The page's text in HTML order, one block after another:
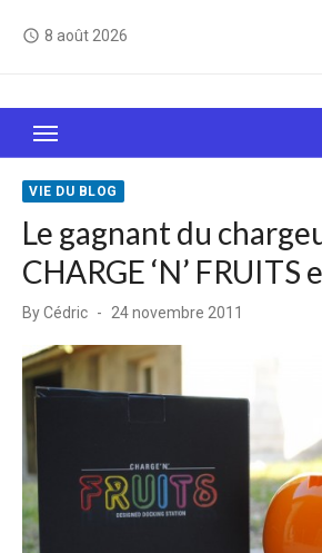
access_time 8 août 2026
Le Web, c'est comme une boîte
sait jamais sur quoi on
VIE DU BLOG
Le gagnant du
CHARGE ‘N’ FRUITS
ByCédric
Posted
24 novembre 2011